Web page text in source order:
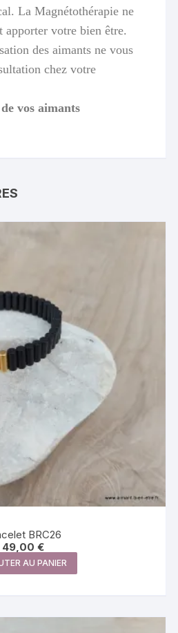
La Magnétothérapie ne
apporter votre bien être.
des aimants ne vous
chez votre
vos aimants
BRC26
49,00€
AU PANIER